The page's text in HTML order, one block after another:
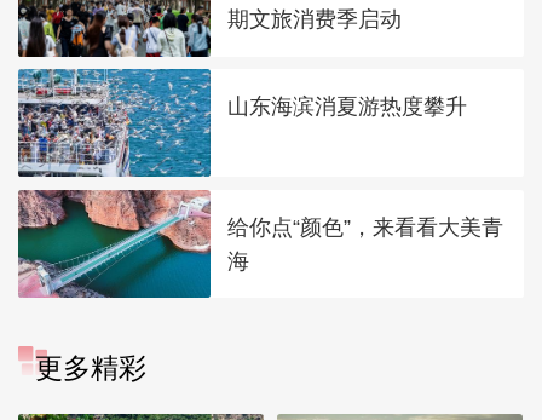
期文旅消费季启动
山东海滨消夏游热度攀升
给你点“颜色”，来看看大美青
海
更多精彩